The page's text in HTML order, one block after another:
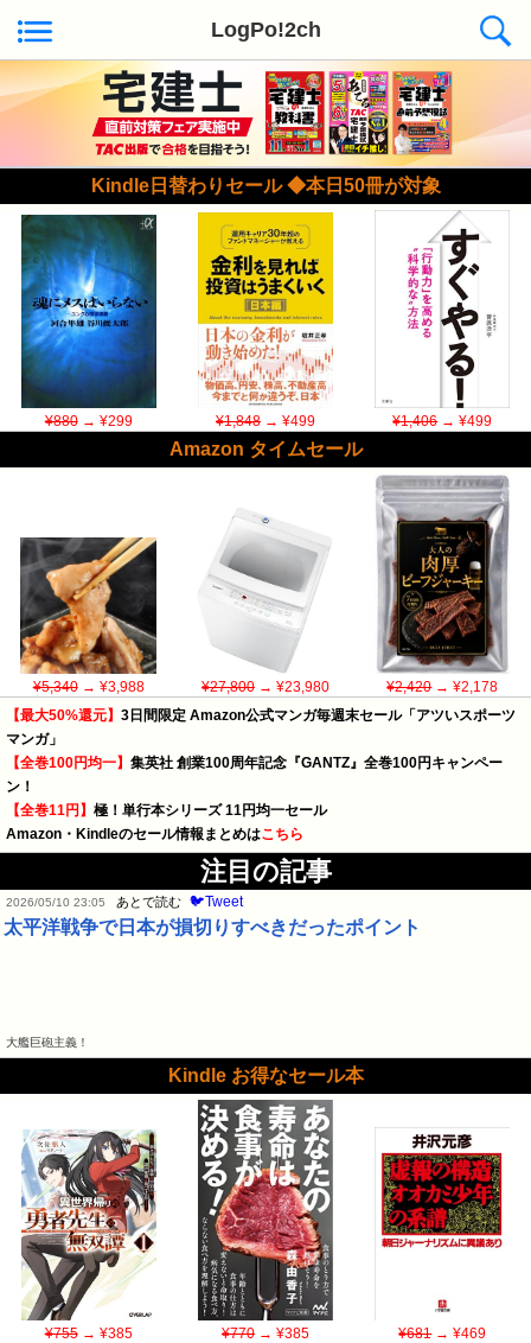
LogPo!2ch
Kindle日替わりセール ◆本日50冊が対象
¥880→ ¥299 ¥1,848→ ¥499 ¥1,406→ ¥499
Amazon タイムセール
¥5,340→ ¥3,988 ¥27,800→ ¥23,980 ¥2,420→ ¥2,178
【最大50%還元】 3日間限定 Amazon公式マンガ毎週末セール「アツいスポーツ
マンガ」
【全巻100円均一】 集英社 創業100周年記念『GANTZ』全巻100円キャンペー
ン！
【全巻11円】 極！単行本シリーズ 11円均一セール
Amazon・Kindleのセール情報まとめはこちら
注目の記事
2026/05/10 23:05 あとで読む 🐦Tweet
太平洋戦争で日本が損切りすべきだったポイント
大艦巨砲主義！
Kindle お得なセール本
¥755→ ¥385 ¥770→ ¥385 ¥681→ ¥469